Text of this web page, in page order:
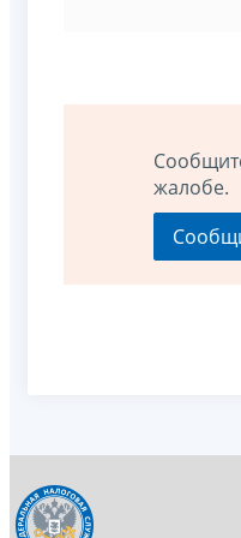
жалобе.